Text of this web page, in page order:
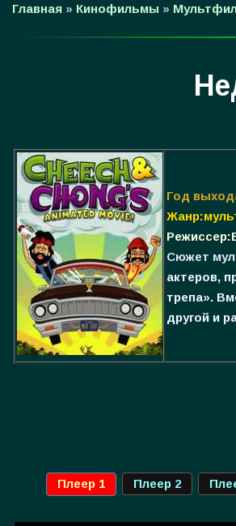
Главная » Кинофильмы »
Год
Сюжет
актеров,
трепа».
другой и
Плеер 1 Плеер 2